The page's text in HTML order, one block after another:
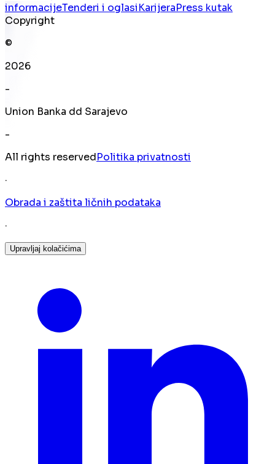
informacijeTenderi i oglasiKarijeraPress kutak
Copyright
©
2026
-
Union Banka dd Sarajevo
-
All rights reservedPolitika privatnosti
·
Obrada i zaštita ličnih podataka
·
Upravljaj kolačićima